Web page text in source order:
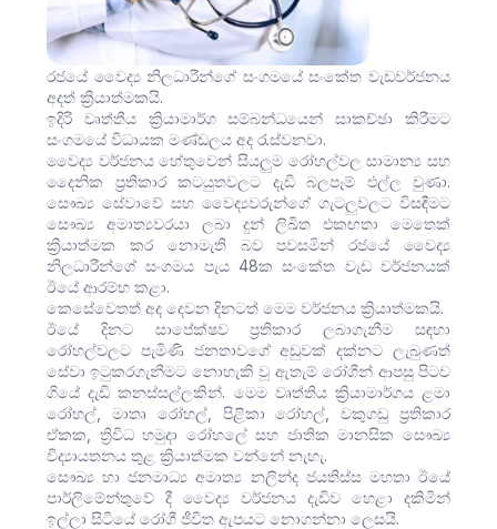
රජයේ වෛද්‍ය නිලධාරීන්ගේ සංගමයේ සංකේත වැඩවර්ජනය
අදත් ක්‍රියාත්මකයි.
ඉදිරි වෘත්තීය ක්‍රියාමාර්ග සම්බන්ධයෙන් සාකච්ඡා කිරීමට
සංගමයේ විධායක මණ්ඩලය අද රැස්වනවා.
වෛද්‍ය වර්ජනය හේතුවෙන් සියලුම රෝහල්වල සාමාන්‍ය සහ
දෛනික ප්‍රතිකාර කටයුතවලට දැඩි බලපෑම් එල්ල වුණා.
සෞඛ්‍ය සේවාවේ සහ වෛද්‍යවරුන්ගේ ගැටලුවලට විසඳීමට
සෞඛ්‍ය අමාත්‍යවරයා ලබා දුන් ලිඛිත එකඟතා මෙතෙක්
ක්‍රියාත්මක කර නොමැති බව පවසමින් රජයේ වෛද්‍ය
නිලධාරීන්ගේ සංගමය පැය 48ක සංකේත වැඩ වර්ජනයක්
ඊයේ ආරම්භ කළා.
කෙසේවෙතත් අද දෙවන දිනටත් මෙම වර්ජනය ක්‍රියාත්මකයි.
ඊයේ දිනට සාපේක්ෂව ප්‍රතිකාර ලබාගැනීම සඳහා
රෝහල්වලට පැමිණි ජනතාවගේ අඩුවක් දක්නට ලැබුණත්
සේවා ඉටුකරගැනීමට නොහැකි වූ ඇතැම් රෝගීන් ආපසු පිටව
ගියේ දැඩි කනස්සල්ලකින්. මෙම වෘත්තිය ක්‍රියාමාර්ගය ළමා
රෝහල්, මාතෘ රෝහල්, පිළිකා රෝහල්, වකුගඩු ප්‍රතිකාර
ඒකක, ත්‍රිවිධ හමුදා රෝහලේ සහ ජාතික මානසික සෞඛ්‍ය
විද්‍යායතනය තුළ ක්‍රියාත්මක වන්නේ නැහැ.
සෞඛ්‍ය හා ජනමාධ්‍ය අමාත්‍ය නලින්ද ජයතිස්ස මහතා ඊයේ
පාර්ලිමේන්තුවේ දී වෛද්‍ය වර්ජනය දැඩිව හෙළා දකිමින්
ඉල්ලා සිටියේ රෝගී ජීවිත ඇපයට නොගන්නා ලෙසයි.